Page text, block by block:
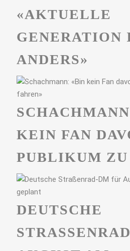
«AKTUELLE
GENERATION
ANDERS»
KEIN FAN
PUBLIKUM ZU
DEUTSCHE